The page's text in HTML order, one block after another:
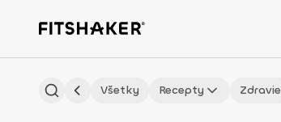
Všetky Recepty Zdravie